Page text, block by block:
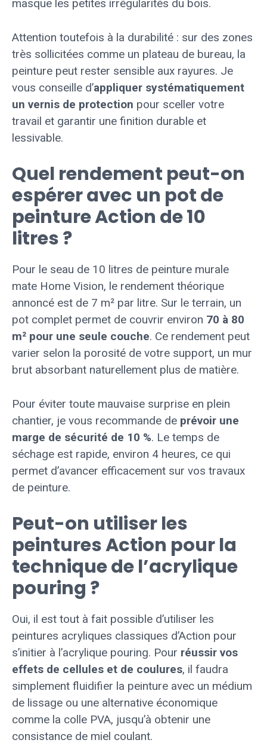
masque les petites irrégularités du bois.
Attention toutefois à la durabilité : sur des zones
très sollicitées comme un plateau de bureau, la
peinture peut rester sensible aux rayures. Je
vous conseille d’appliquer systématiquement
un vernis de protection pour sceller votre
travail et garantir une finition durable et
lessivable.
Quel rendement peut-on
espérer avec un pot de
peinture Action de 10
litres ?
Pour le seau de 10 litres de peinture murale
mate Home Vision, le rendement théorique
annoncé est de 7 m² par litre. Sur le terrain, un
pot complet permet de couvrir environ 70 à 80
m² pour une seule couche. Ce rendement peut
varier selon la porosité de votre support, un mur
brut absorbant naturellement plus de matière.
Pour éviter toute mauvaise surprise en plein
chantier, je vous recommande de prévoir une
marge de sécurité de 10 %. Le temps de
séchage est rapide, environ 4 heures, ce qui
permet d’avancer efficacement sur vos travaux
de peinture.
Peut-on utiliser les
peintures Action pour la
technique de l’acrylique
pouring ?
Oui, il est tout à fait possible d’utiliser les
peintures acryliques classiques d’Action pour
s’initier à l’acrylique pouring. Pour réussir vos
effets de cellules et de coulures, il faudra
simplement fluidifier la peinture avec un médium
de lissage ou une alternative économique
comme la colle PVA, jusqu’à obtenir une
consistance de miel coulant.